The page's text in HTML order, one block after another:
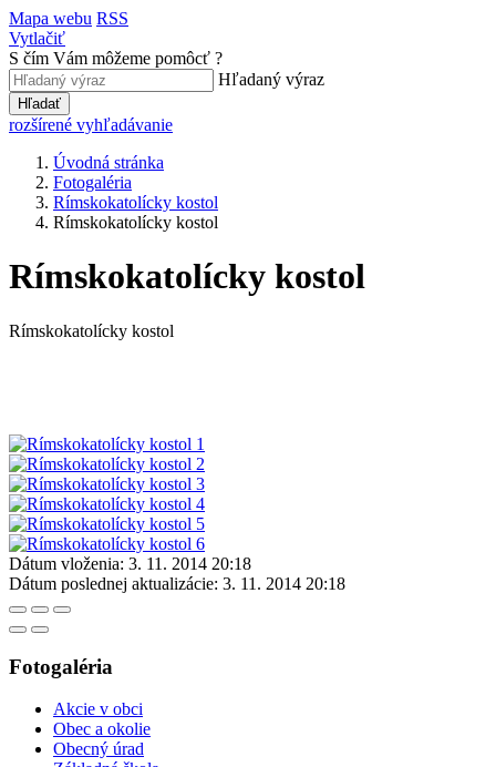
Mapa webu RSS
Vytlačiť
S čím Vám môžeme pomôcť ?
Hľadaný výraz
Hľadať
rozšírené vyhľadávanie
Úvodná stránka
Fotogaléria
Rímskokatolícky kostol
Rímskokatolícky kostol
Rímskokatolícky kostol
Rímskokatolícky kostol
Dátum vloženia: 3. 11. 2014 20:18
Dátum poslednej aktualizácie: 3. 11. 2014 20:18
Fotogaléria
Akcie v obci
Obec a okolie
Obecný úrad